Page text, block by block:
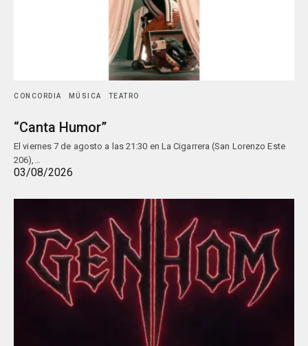
CONCORDIA MÚSICA TEATRO
“Canta Humor”
El viernes 7 de agosto a las 21:30 en La Cigarrera (San Lorenzo Este
206),…
03/08/2026